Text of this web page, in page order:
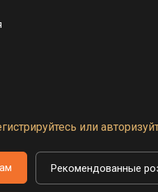
или
Рекомендованные